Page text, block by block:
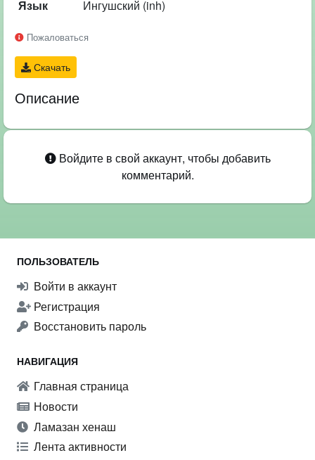
Язык
Ингушский (inh)
Пожаловаться
Скачать
Описание
Войдите в свой аккаунт, чтобы добавить
комментарий.
ПОЛЬЗОВАТЕЛЬ
Войти в аккаунт
Регистрация
Восстановить пароль
НАВИГАЦИЯ
Главная страница
Новости
Ламазан хенаш
Лента активности